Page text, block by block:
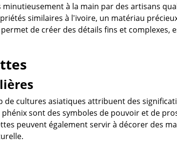
à la main par des artisans
similaires à l'ivoire, un matériau
de créer des détails fins et complexes,
de cultures asiatiques attribuent des
sont des symboles de pouvoir et de
peuvent également servir à décorer des